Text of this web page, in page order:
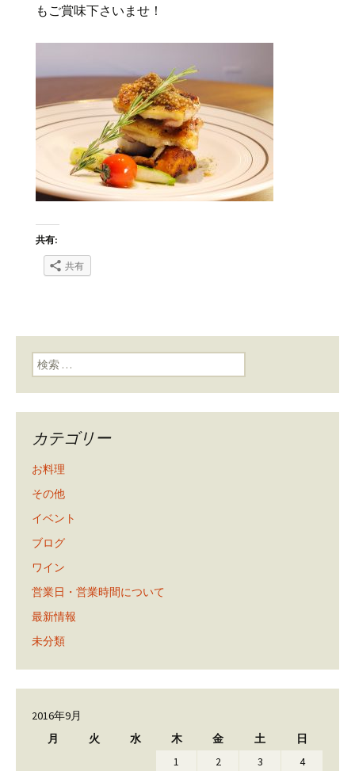
もご賞味下さいませ！
共有:
共有
検索:
カテゴリー
お料理
その他
イベント
ブログ
ワイン
営業日・営業時間について
最新情報
未分類
2016年9月
月
火 水 木 金 土 日
1 2 3
4